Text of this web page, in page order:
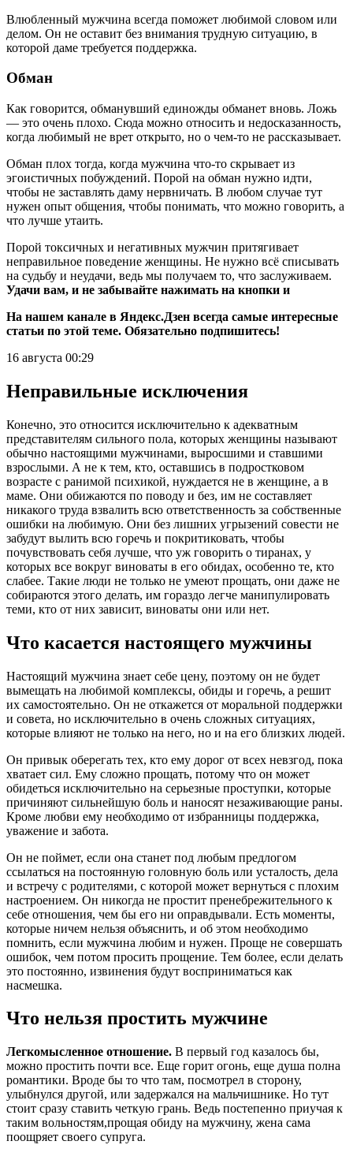
Влюбленный мужчина всегда поможет любимой словом или
делом. Он не оставит без внимания трудную ситуацию, в
которой даме требуется поддержка.
Обман
Как говорится, обманувший единожды обманет вновь. Ложь
— это очень плохо. Сюда можно относить и недосказанность,
когда любимый не врет открыто, но о чем-то не рассказывает.
Обман плох тогда, когда мужчина что-то скрывает из
эгоистичных побуждений. Порой на обман нужно идти,
чтобы не заставлять даму нервничать. В любом случае тут
нужен опыт общения, чтобы понимать, что можно говорить, а
что лучше утаить.
Порой токсичных и негативных мужчин притягивает
неправильное поведение женщины. Не нужно всё списывать
на судьбу и неудачи, ведь мы получаем то, что заслуживаем.
Удачи вам, и не забывайте нажимать на кнопки и
На нашем канале в Яндекс.Дзен всегда самые интересные
статьи по этой теме. Обязательно подпишитесь!
16 августа 00:29
Неправильные исключения
Конечно, это относится исключительно к адекватным
представителям сильного пола, которых женщины называют
обычно настоящими мужчинами, выросшими и ставшими
взрослыми. А не к тем, кто, оставшись в подростковом
возрасте с ранимой психикой, нуждается не в женщине, а в
маме. Они обижаются по поводу и без, им не составляет
никакого труда взвалить всю ответственность за собственные
ошибки на любимую. Они без лишних угрызений совести не
забудут вылить всю горечь и покритиковать, чтобы
почувствовать себя лучше, что уж говорить о тиранах, у
которых все вокруг виноваты в его обидах, особенно те, кто
слабее. Такие люди не только не умеют прощать, они даже не
собираются этого делать, им гораздо легче манипулировать
теми, кто от них зависит, виноваты они или нет.
Что касается настоящего мужчины
Настоящий мужчина знает себе цену, поэтому он не будет
вымещать на любимой комплексы, обиды и горечь, а решит
их самостоятельно. Он не откажется от моральной поддержки
и совета, но исключительно в очень сложных ситуациях,
которые влияют не только на него, но и на его близких людей.
Он привык оберегать тех, кто ему дорог от всех невзгод, пока
хватает сил. Ему сложно прощать, потому что он может
обидеться исключительно на серьезные проступки, которые
причиняют сильнейшую боль и наносят незаживающие раны.
Кроме любви ему необходимо от избранницы поддержка,
уважение и забота.
Он не поймет, если она станет под любым предлогом
ссылаться на постоянную головную боль или усталость, дела
и встречу с родителями, с которой может вернуться с плохим
настроением. Он никогда не простит пренебрежительного к
себе отношения, чем бы его ни оправдывали. Есть моменты,
которые ничем нельзя объяснить, и об этом необходимо
помнить, если мужчина любим и нужен. Проще не совершать
ошибок, чем потом просить прощение. Тем более, если делать
это постоянно, извинения будут восприниматься как
насмешка.
Что нельзя простить мужчине
Легкомысленное отношение. В первый год казалось бы,
можно простить почти все. Еще горит огонь, еще душа полна
романтики. Вроде бы то что там, посмотрел в сторону,
улыбнулся другой, или задержался на мальчишнике. Но тут
стоит сразу ставить четкую грань. Ведь постепенно приучая к
таким вольностям,прощая обиду на мужчину, жена сама
поощряет своего супруга.